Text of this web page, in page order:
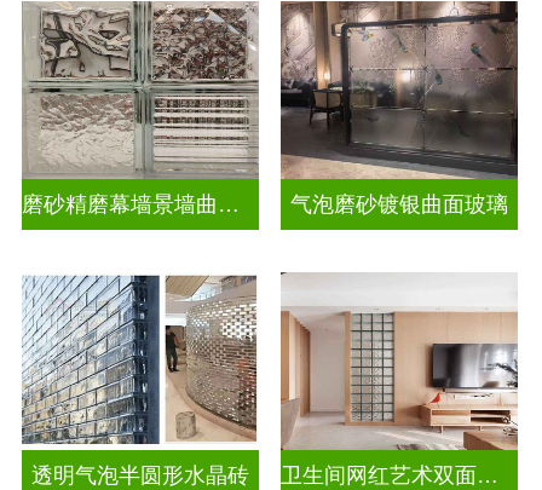
磨砂精磨幕墙景墙曲面玻璃 气泡磨砂镀银曲面玻璃
透明气泡半圆形水晶砖 卫生间网红艺术双面玻璃砖